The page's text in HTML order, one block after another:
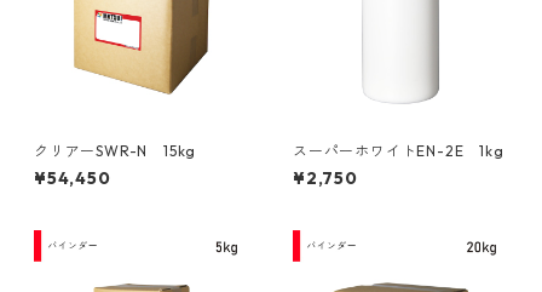
クリアーSWR-N 15kg
¥54,450
スーパーホワイトEN-2E 1kg
¥2,750